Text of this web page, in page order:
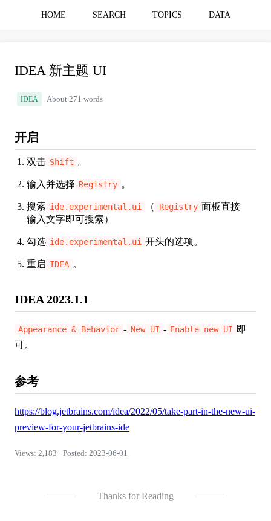
HOME SEARCH TOPICS DATA
IDEA 新主题 UI
IDEA About 271 words
开启
双击 Shift 。
输入并选择 Registry 。
搜索 ide.experimental.ui （ Registry 面板直接
输入文字即可搜索）
勾选 ide.experimental.ui 开头的选项。
重启 IDEA 。
IDEA 2023.1.1
Appearance & Behavior - New UI - Enable new UI 即
可。
参考
https://blog.jetbrains.com/idea/2022/05/take-part-in-the-new-ui-
preview-for-your-jetbrains-ide
Views: 2,183 · Posted: 2023-06-01
——— Thanks for Reading ———